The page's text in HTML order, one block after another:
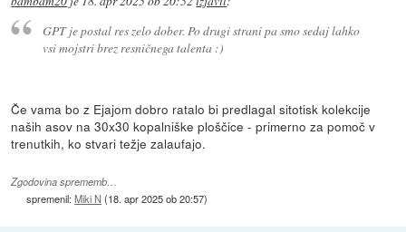
GPT je postal res zelo dober. Po drugi strani pa smo sedaj lahko
vsi mojstri brez resničnega talenta :)
Če vama bo z Ejajom dobro ratalo bi predlagal sitotisk kolekcije
naših asov na 30x30 kopalniške ploščice - primerno za pomoč v
trenutkih, ko stvari težje zalaufajo.
Zgodovina sprememb…
spremenil:Miki N(18. apr 2025 ob 20:57)